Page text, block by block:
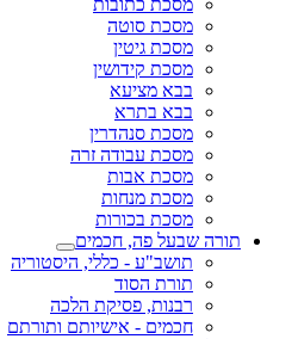
מסכת כתובות
מסכת סוטה
מסכת גיטין
מסכת קידושין
בבא מציעא
בבא בתרא
מסכת סנהדרין
מסכת עבודה זרה
מסכת אבות
מסכת מנחות
מסכת בכורות
תורה שבעל פה, חכמים
תושב"ע - כללי, היסטוריה
תורת הסוד
רבנות, פסיקת הלכה
חכמים - אישיותם ותורתם